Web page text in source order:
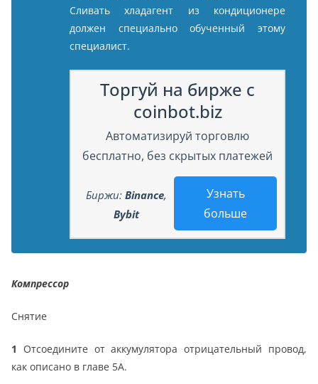
Сливать хладагент из кондиционере
должен специально обученный этому
специалист.
Торгуй на бирже с
coinbot.biz
Автоматизируй торговлю
бесплатно, без скрытых платежей
Узнать
больше
Биржи: Binance,
Bybit
Компрессор
Снятие
1
Отсоедините от аккумулятора отрицательный провод,
как описано в главе 5А.